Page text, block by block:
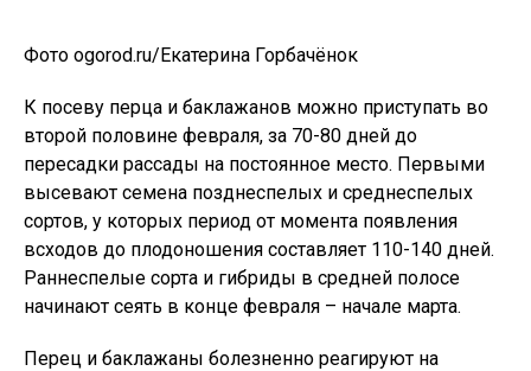
Фото ogorod.ru/Екатерина Горбачёнок
К посеву перца и баклажанов можно приступать во
второй половине февраля, за 70-80 дней до
пересадки рассады на постоянное место. Первыми
высевают семена позднеспелых и среднеспелых
сортов, у которых период от момента появления
всходов до плодоношения составляет 110-140 дней.
Раннеспелые сорта и гибриды в средней полосе
начинают сеять в конце февраля – начале марта.
Перец и баклажаны болезненно реагируют на